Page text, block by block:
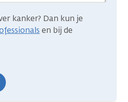
kanker? Dan kun je
en bij de